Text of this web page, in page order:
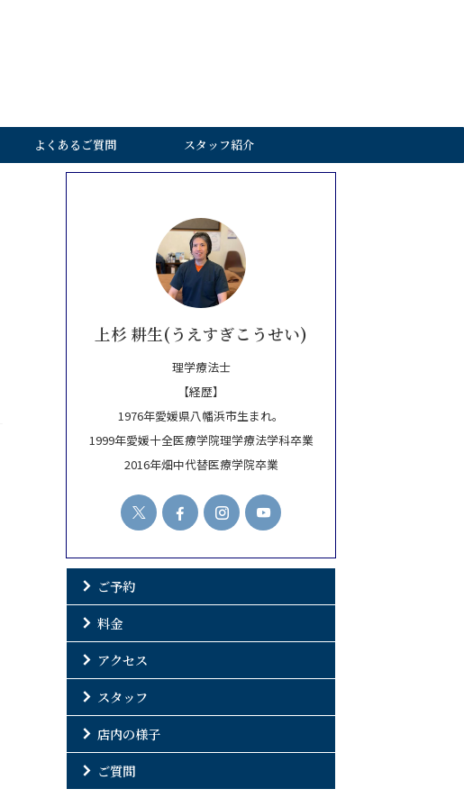
よくあるご質問 スタッフ紹介
上杉 耕生(うえすぎこうせい)
理学療法士
【経歴】
1976年愛媛県八幡浜市生まれ。
1999年愛媛十全医療学院理学療法学科卒業
2016年畑中代替医療学院卒業
ご予約
料金
アクセス
スタッフ
店内の様子
ご質問